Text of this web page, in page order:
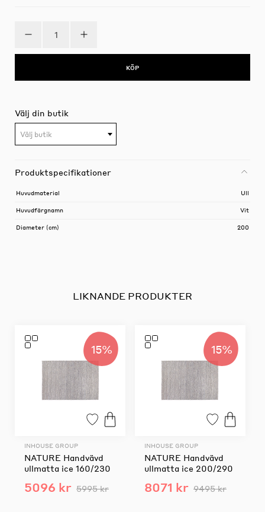
KÖP
Välj din butik
Välj butik
Produktspecifikationer
Huvudmaterial Ull
Huvudfärgnamn Vit
Diameter (cm) 200
LIKNANDE PRODUKTER
15%
INHOUSE GROUP
NATURE Handvävd
ullmatta ice 160/230
5096 kr 5995 kr
15%
INHOUSE GROUP
NATURE Handvävd
ullmatta ice 200/290
8071 kr 9495 kr